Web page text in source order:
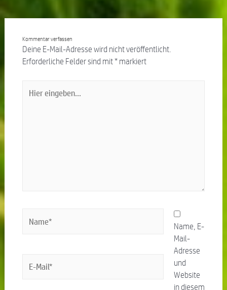
Kommentar verfassen
Deine E-Mail-Adresse wird nicht veröffentlicht.
Erforderliche Felder sind mit*markiert
Name, E-
Mail-
Adresse
und
Website
in diesem